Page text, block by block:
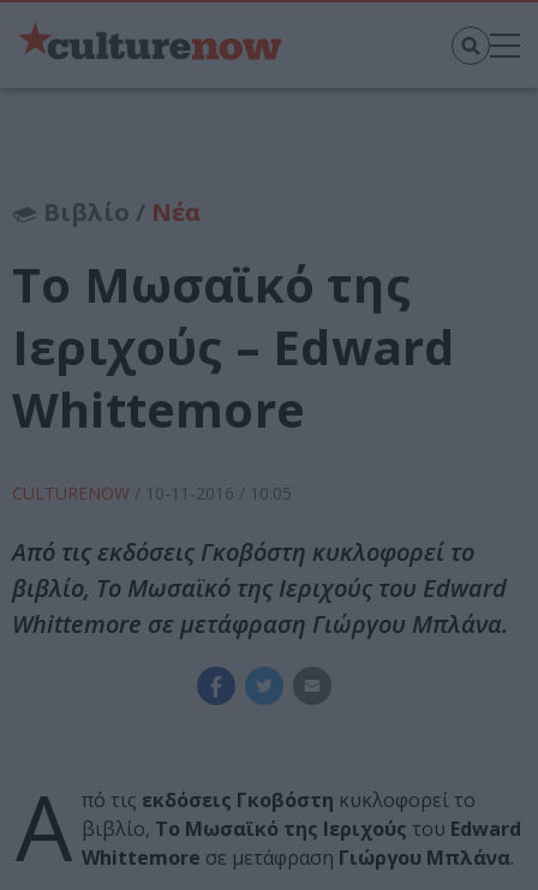
Βιβλίο / Νέα
Το Μωσαϊκό της
Ιεριχούς – Edward
Whittemore
CULTURENOW / 10-11-2016 / 10:05
Από τις εκδόσεις Γκοβόστη κυκλοφορεί το
βιβλίο, Το Μωσαϊκό της Ιεριχούς του Edward
Whittemore σε μετάφραση Γιώργου Μπλάνα.
Α πό τις εκδόσεις Γκοβόστη κυκλοφορεί το
βιβλίο, Το Μωσαϊκό της Ιεριχούς του Edward
Whittemore σε μετάφραση Γιώργου Μπλάνα.